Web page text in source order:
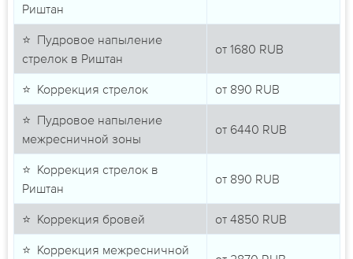
Риштан
⭐ Пудровое напыление
стрелок в Риштан
от 1680 RUB
⭐ Коррекция стрелок от 890 RUB
⭐ Пудровое напыление
межресничной зоны
от 6440 RUB
⭐ Коррекция стрелок в
Риштан
от 890 RUB
⭐ Коррекция бровей от 4850 RUB
⭐ Коррекция межресничной